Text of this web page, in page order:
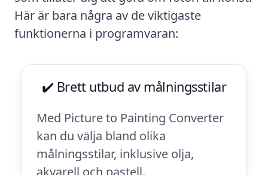
Här är bara några av de viktigaste
funktionerna i programvaran:
✔️ Brett utbud av målningsstilar
Med Picture to Painting Converter
kan du välja bland olika
målningsstilar, inklusive olja,